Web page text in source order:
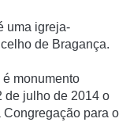
uma igreja-
de Bragança.
monumento
de julho de 2014 o
para o